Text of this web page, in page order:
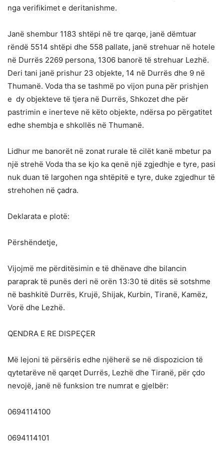
nga verifikimet e deritanishme.
Janë shembur 1183 shtëpi në tre qarqe, janë dëmtuar
rëndë 5514 shtëpi dhe 558 pallate, janë strehuar në hotele
në Durrës 2269 persona, 1306 banorë të strehuar Lezhë.
Deri tani janë prishur 23 objekte, 14 në Durrës dhe 9 në
Thumanë. Voda tha se tashmë po vijon puna për prishjen
e dy objekteve të tjera në Durrës, Shkozet dhe për
pastrimin e inerteve në këto objekte, ndërsa po përgatitet
edhe shembja e shkollës në Thumanë.
Lidhur me banorët në zonat rurale të cilët kanë mbetur pa
një strehë Voda tha se kjo ka qenë një zgjedhje e tyre, pasi
nuk duan të largohen nga shtëpitë e tyre, duke zgjedhur të
strehohen në çadra.
Deklarata e plotë:
Përshëndetje,
Vijojmë me përditësimin e të dhënave dhe bilancin
paraprak të punës deri në orën 13:30 të ditës së sotshme
në bashkitë Durrës, Krujë, Shijak, Kurbin, Tiranë, Kamëz,
Vorë dhe Lezhë.
QENDRA E RE DISPEÇER
Më lejoni të përsëris edhe njëherë se në dispozicion të
qytetarëve në qarqet Durrës, Lezhë dhe Tiranë, për çdo
nevojë, janë në funksion tre numrat e gjelbër:
0694114100
0694114101